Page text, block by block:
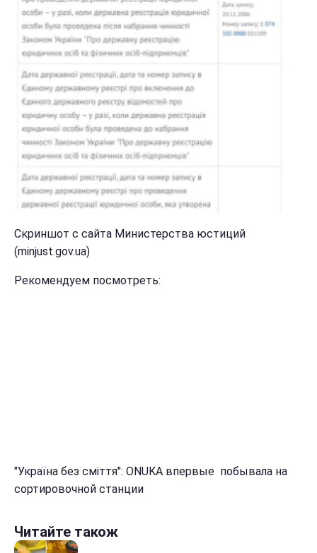
Скриншот с сайта Министерства юстиций
(minjust.gov.ua)
Рекомендуем посмотреть:
"Україна без сміття": ONUKA впервые побывала на
сортировочной станции
Читайте також